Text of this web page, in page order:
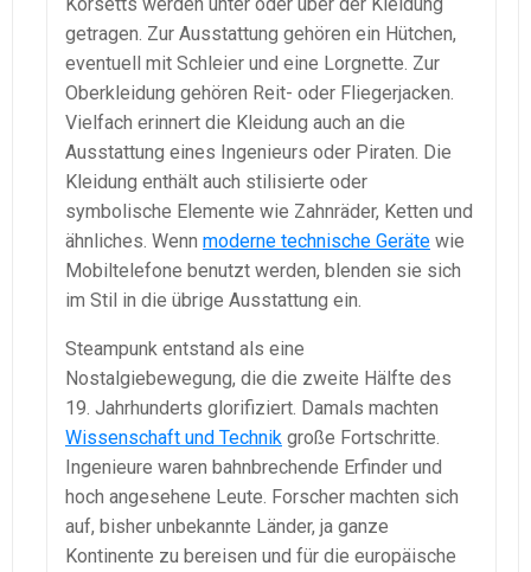
getragen. Zur Ausstattung gehören ein Hütchen,
eventuell mit Schleier und eine Lorgnette. Zur
Oberkleidung gehören Reit- oder Fliegerjacken.
Vielfach erinnert die Kleidung auch an die
Ausstattung eines Ingenieurs oder Piraten. Die
Kleidung enthält auch stilisierte oder
symbolische Elemente wie Zahnräder, Ketten und
ähnliches. Wenn moderne technische Geräte wie
Mobiltelefone benutzt werden, blenden sie sich
im Stil in die übrige Ausstattung ein.
Steampunk entstand als eine
Nostalgiebewegung, die die zweite Hälfte des
19. Jahrhunderts glorifiziert. Damals machten
Wissenschaft und Technik große Fortschritte.
Ingenieure waren bahnbrechende Erfinder und
hoch angesehene Leute. Forscher machten sich
auf, bisher unbekannte Länder, ja ganze
Kontinente zu bereisen und für die europäische